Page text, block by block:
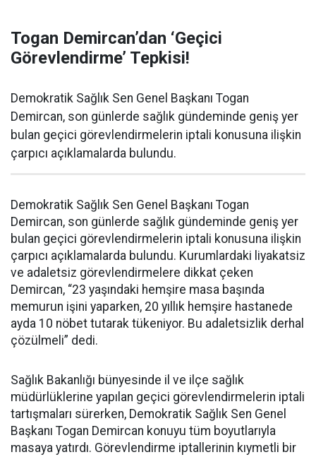
Togan Demircan’dan ‘Geçici
Görevlendirme’ Tepkisi!
Demokratik Sağlık Sen Genel Başkanı Togan
Demircan, son günlerde sağlık gündeminde geniş yer
bulan geçici görevlendirmelerin iptali konusuna ilişkin
çarpıcı açıklamalarda bulundu.
Demokratik Sağlık Sen Genel Başkanı Togan
Demircan, son günlerde sağlık gündeminde geniş yer
bulan geçici görevlendirmelerin iptali konusuna ilişkin
çarpıcı açıklamalarda bulundu. Kurumlardaki liyakatsiz
ve adaletsiz görevlendirmelere dikkat çeken
Demircan, “23 yaşındaki hemşire masa başında
memurun işini yaparken, 20 yıllık hemşire hastanede
ayda 10 nöbet tutarak tükeniyor. Bu adaletsizlik derhal
çözülmeli” dedi.
Sağlık Bakanlığı bünyesinde il ve ilçe sağlık
müdürlüklerine yapılan geçici görevlendirmelerin iptali
tartışmaları sürerken, Demokratik Sağlık Sen Genel
Başkanı Togan Demircan konuyu tüm boyutlarıyla
masaya yatırdı. Görevlendirme iptallerinin kıymetli bir